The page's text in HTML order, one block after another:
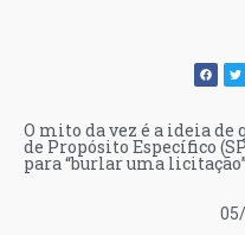
O mito da vez é a ideia de
de Propósito Específico
para “burlar uma